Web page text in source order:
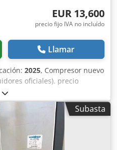
EUR 13,600
precio fijo IVA no incluído
Llamar
2025, Compresor nuevo
oficiales). precio
euros. Posibilidad de
(disponible). último modelo
barra máxima 10
aire litros 7 min 3000
obtener una ficha técnica
en contacto conmigo.
Subasta